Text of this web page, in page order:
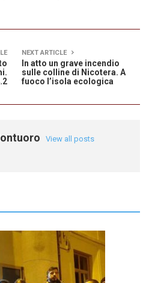
NEXT ARTICLE
In atto un grave incendio
sulle colline di Nicotera. A
fuoco l’isola ecologica
View all posts